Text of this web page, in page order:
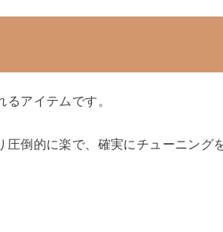
アイテムです。
倒的に楽で、確実にチューニング